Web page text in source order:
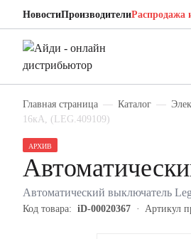
НовостиПроизводителиРаспродажа
Главная страница Каталог
16кА, (LEG.409109)
АРХИВ
Автоматический выключатель
Код товара: iD-00020367 Артикул
Legrand 409109
Автоматический